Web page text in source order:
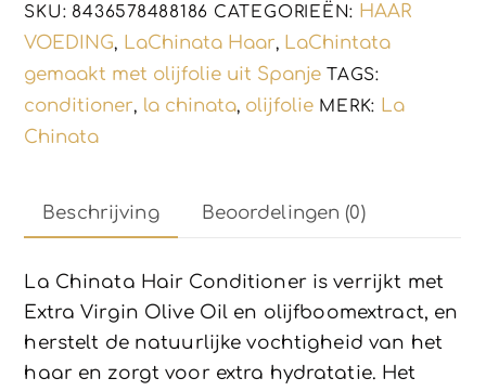
250ml
aantal
SKU: 8436578488186 CATEGORIEËN: HAAR
VOEDING, LaChinata Haar, LaChintata
gemaakt met olijfolie uit Spanje TAGS:
conditioner, la chinata, olijfolie MERK: La
Chinata
Beschrijving Beoordelingen (0)
La Chinata Hair Conditioner is verrijkt met
Extra Virgin Olive Oil en olijfboomextract, en
herstelt de natuurlijke vochtigheid van het
haar en zorgt voor extra hydratatie. Het